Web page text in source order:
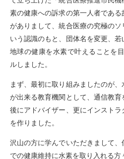
素の健康への訴求の第一人者であ
がありまして、統合医療の究極の
いう認識のもと、団体名を変更、
地球の健康を水素で叶えることを
ルしました。
まず、最初に取り組みましたのが
が出来る教育機関として、通信教
後にアドバイザー、更にインスト
を作りました。
沢山の方に学んでいただきまして
での健康維持に水素を取り入れる方